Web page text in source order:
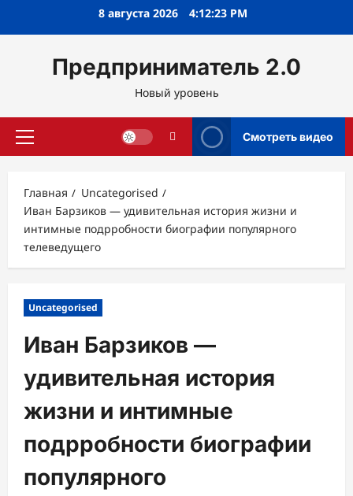
8 августа 2026 4:12:24 PM
Предприниматель 2.0
Новый уровень
Основное
Смотреть видео
Главная
Uncategorised
Иван Барзиков — удивительная история жизни и
интимные подрробности биографии популярного
телеведущего
Uncategorised
Иван Барзиков —
удивительная история
жизни и интимные
подрробности биографии
популярного